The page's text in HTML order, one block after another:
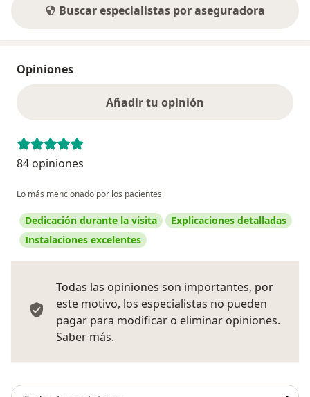
Buscar especialistas por aseguradora
Opiniones
Añadir tu opinión
84 opiniones
Lo más mencionado por los pacientes
Dedicación durante la visita
Explicaciones detalladas
Instalaciones excelentes
Todas las opiniones son importantes, por
este motivo, los especialistas no pueden
pagar para modificar o eliminar opiniones.
Saber más.